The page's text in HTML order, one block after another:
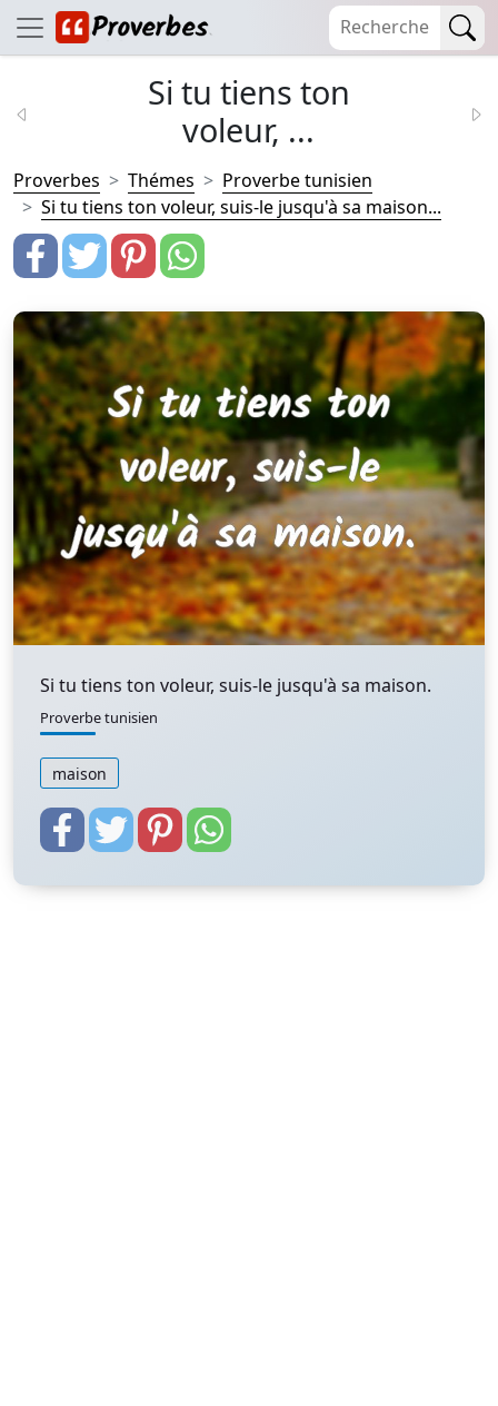
Si tu tiens ton
voleur, ...
Proverbes Thémes
Proverbe tunisien
Si tu tiens ton voleur, suis-le jusqu'à sa maison...
Si tu tiens ton voleur, suis-le jusqu'à sa maison.
Proverbe tunisien
maison